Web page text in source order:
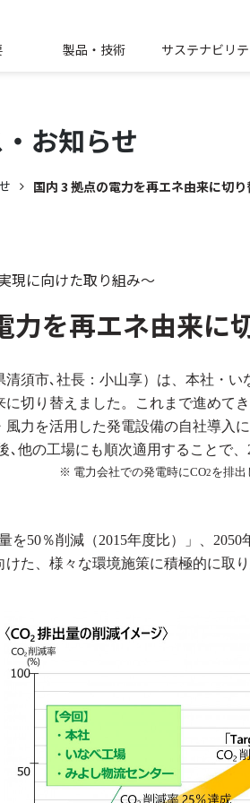
製品・技術 サステナビリテ
お知らせ
国内 3 拠点の電力を再エネ由来に切り
現に向けた取り組み～
力を再エネ由来に
清須市､社長 ： 小山享） は、本社・い
に切り替えました。これまで進めて
力を活用した発電設備の自社導入
､他の工場にも順次適用することで、
※ 電力会社での発電時にCO2を排出
を50％削減（2015年度比） 」、 2050
た、様々な環境施策に積極的に取り